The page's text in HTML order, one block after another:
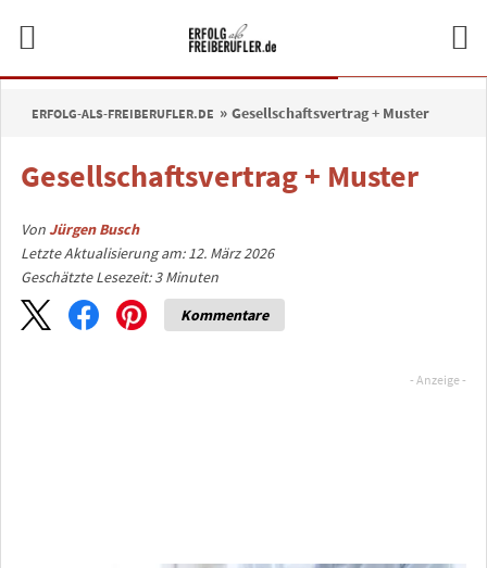
ERFOLG-ALS-FREIBERUFLER.DE Gesellschaftsvertrag + Muster
Gesellschaftsvertrag + Muster
VonJürgen Busch
Letzte Aktualisierung am: 12. März 2026
Geschätzte Lesezeit:3 Minuten
Kommentare